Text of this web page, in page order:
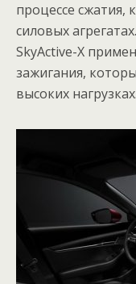
процессе сжатия,
силовых
SkyActive-X
зажигания,
высоких нагрузках.